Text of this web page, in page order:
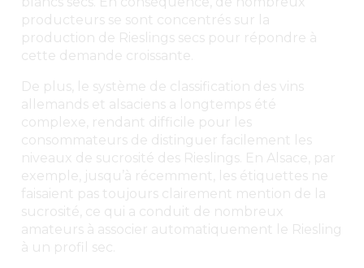
producteurs se sont concentrés sur la
production de Rieslings secs pour répondre à
cette demande croissante.
De plus, le système de classification des vins
allemands et alsaciens a longtemps été
complexe, rendant difficile pour les
consommateurs de distinguer facilement les
niveaux de sucrosité des Rieslings. En Alsace, par
exemple, jusqu’à récemment, les étiquettes ne
faisaient pas toujours clairement mention de la
sucrosité, ce qui a conduit de nombreux
amateurs à associer automatiquement le Riesling
à un profil sec.